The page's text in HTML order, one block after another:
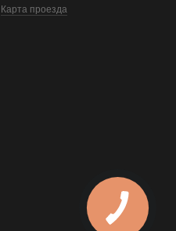
Карта проезда